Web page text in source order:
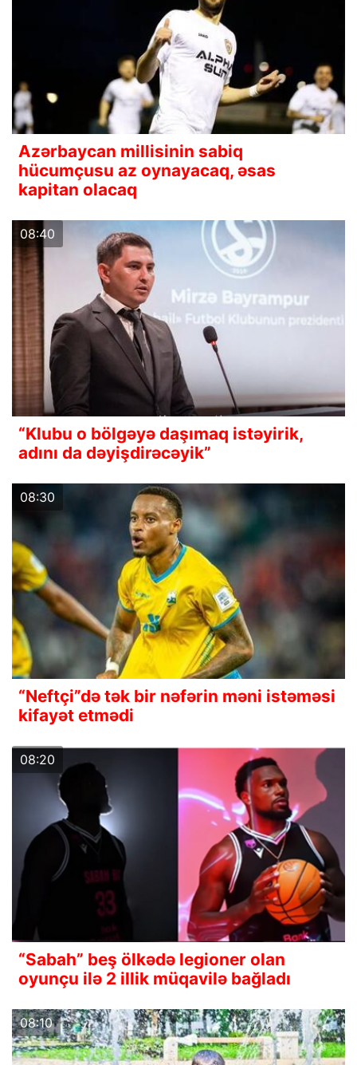
Azərbaycan millisinin sabiq
hücumçusu az oynayacaq, əsas
kapitan olacaq
08:40
“Klubu o bölgəyə daşımaq istəyirik,
adını da dəyişdirəcəyik”
08:30
“Neftçi”də tək bir nəfərin məni istəməsi
kifayət etmədi
08:20
“Sabah” beş ölkədə legioner olan
oyunçu ilə 2 illik müqavilə bağladı
08:10